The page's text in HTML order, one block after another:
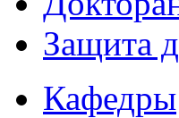
Защита
Кафедры